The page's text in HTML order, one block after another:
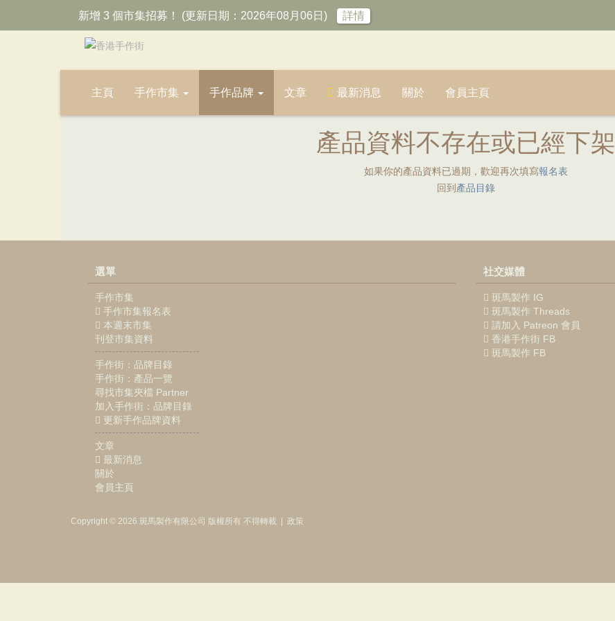
新增 3 個市集招募！ (更新日期：2026年08月06日) 詳情
主頁 手作市集 手作品牌 文章 最新消息 關於 會員主頁
產品資料不存在或已經下架
如果你的產品資料已過期，歡迎再次填寫報名表
回到 產品目錄
選單
手作市集
手作市集報名表
本週末市集
刊登市集資料
手作街：品牌目錄
手作街：產品一覽
尋找市集夾檔 Partner
加入手作街：品牌目錄
更新手作品牌資料
文章
最新消息
關於
會員主頁
社交媒體
斑馬製作 IG
斑馬製作 Threads
請加入 Patreon 會員
香港手作街 FB
斑馬製作 FB
Copyright © 2026 斑馬製作有限公司 版權所有 不得轉載 政策